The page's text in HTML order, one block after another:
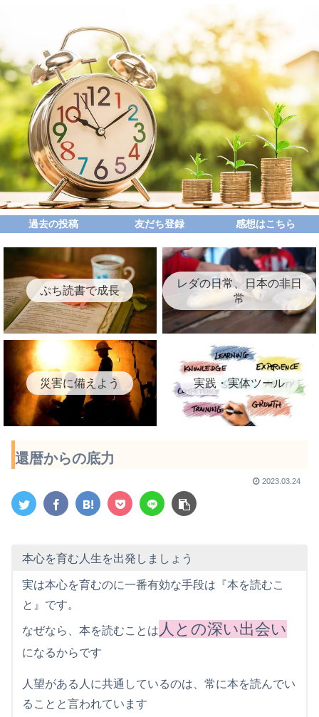
過去の投稿 友だち登録 感想はこちら
ぷち読書で成長
レダの日常、日本の非日
常
災害に備えよう 実践・実体ツール
還暦からの底力
2023.03.24
本心を育む人生を出発しましょう
実は本心を育むのに一番有効な手段は『本を読むこ
と』です。
なぜなら、本を読むことは 人との深い出会い
になるからです
人望がある人に共通しているのは、常に本を読んでい
ることと言われています